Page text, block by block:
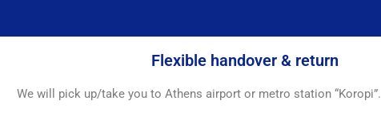
Flexible handover & return
We will pick up/take you to Athens airport or metro station “Koropi”.